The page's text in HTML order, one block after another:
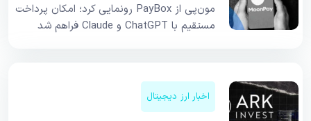
مون‌پی از PayBox رونمایی کرد؛ امکان پرداخت
مستقیم با ChatGPT و Claude فراهم شد
اخبار ارز دیجیتال